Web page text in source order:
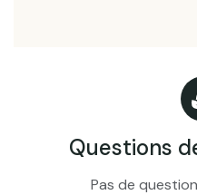
Questions
Pas de